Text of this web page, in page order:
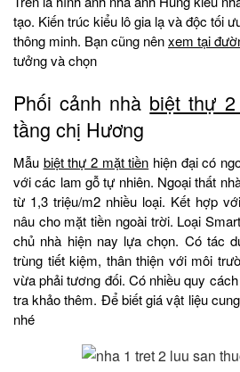
tạo. Kiến trúc kiểu lô gia lạ và độc tối
thông minh. Bạn cũng nênxem tại
tưởng và chọn
Phối cảnh nhà biệt thự
tầng chị Hương
Mẫu biệt thự 2 mặt tiền hiện đại có
với các lam gỗ tự nhiên. Ngoại thất
từ 1,3 triệu/m2 nhiều loại. Kết hợp
nâu cho mặt tiền ngoài trời. Loại
chủ nhà hiện nay lựa chọn. Có tác
trùng tiết kiệm, thân thiện với môi
vừa phải tương đối. Có nhiều quy
tra khảo thêm. Để biết giá vật liệu
nhé